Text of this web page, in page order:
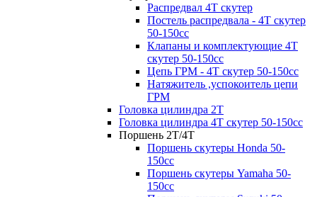
Распредвал 4Т скутер
Постель распредвала - 4T скутер
50-150cc
Клапаны и комплектующие 4T
скутер 50-150сс
Цепь ГРМ - 4T скутер 50-150cc
Натяжитель ,успокоитель цепи
ГРМ
Головка цилиндра 2Т
Головка цилиндра 4Т скутер 50-150cc
Поршень 2Т/4Т
Поршень скутеры Honda 50-
150cc
Поршень скутеры Yamaha 50-
150cc